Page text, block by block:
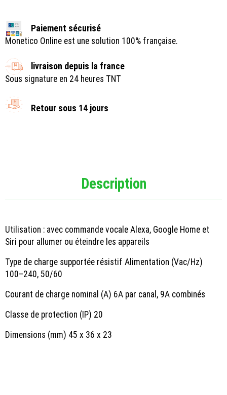
Paiement sécurisé
Monetico Online est une solution 100% française.
livraison depuis la france
Sous signature en 24 heures TNT
Retour sous 14 jours
Description
Utilisation : avec commande vocale Alexa, Google Home et
Siri pour allumer ou éteindre les appareils
Type de charge supportée résistif Alimentation (Vac/Hz)
100–240, 50/60
Courant de charge nominal (A) 6A par canal, 9A combinés
Classe de protection (IP) 20
Dimensions (mm) 45 x 36 x 23